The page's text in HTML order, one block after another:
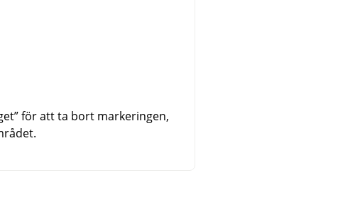
”för att ta bort markeringen,